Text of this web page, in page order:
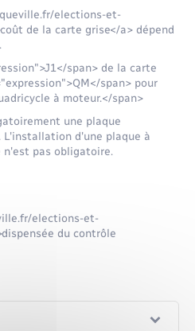
elections-et-
de la carte grise</a> dépend
span> de la carte
span> pour
à moteur.</span>
une plaque
d'une plaque à
n'est pas obligatoire.
elections-et-
du contrôle